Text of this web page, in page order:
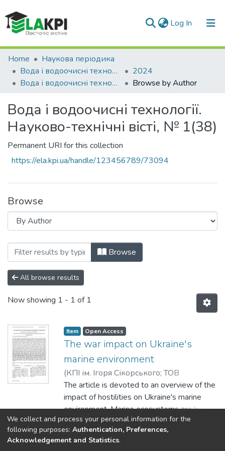
Log In (current)
Communities & Collections
All of DSpace
Home
Наукова періодика
Вода і водоочисні технології. Науково-технічні вісті
2024
Вода і водоочисні технології. Науково-технічні вісті, № 1(38)
Browse by Author
Вода і водоочисні технології.
Науково-технічні вісті, № 1(38)
Permanent URI for this collection
https://ela.kpi.ua/handle/123456789/73094
Browse
Browsing Вода і водоочисні
Browse
All browse results
Now showing 1 - 1 of 1
Item Open Access
The war impact on Ukraine's
marine environment
(КПІ ім. Ігоря Сікорського; ТОВ
«Українська водна спілка»,2024)Kyrii,
Svitlana;Litynska, Marta;Misevych, Anna
The article is devoted to an overview of the
impact of hostilities on Ukraine's marine
environment. Marine ecosystems are highly
vulnerable to anthropogenic factors,
especially to pollution caused by hostilities,
which leads to serious environmental,
Show more
We collect and process your personal information for the
following purposes: Authentication, Preferences,
Acknowledgement and Statistics.